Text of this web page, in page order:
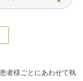
者様ごとにあわせて執